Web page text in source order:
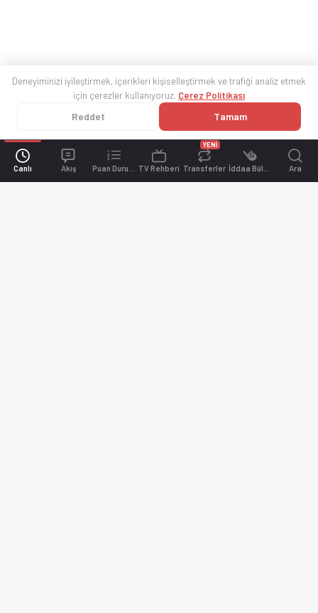
Canlı Akış TV Rehberi Transferler
YENİ
Ara
Deneyiminizi iyileştirmek, içerikleri kişiselleştirmek ve trafiği analiz etmek
için çerezler kullanıyoruz. Çerez Politikası
Reddet Tamam